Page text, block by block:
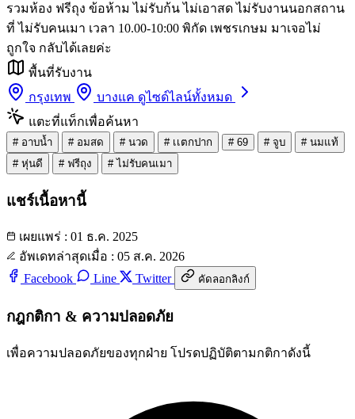
รวมห้อง ฟรีถุง ข้อห้าม ไม่รับก้น ไม่เอาสด ไม่รับงานนอกสถาน
ที่ ไม่รับคนเมา เวลา 10.00-10:00 พิกัด เพชรเกษม มาเจอไม่
ถูกใจ กลับได้เลยค่ะ
พื้นที่รับงาน
กรุงเทพ
บางแค ดูไซด์ไลน์ทั้งหมด
แตะที่แท็กเพื่อค้นหา
# อาบน้ำ # อมสด # นวด # เเตกปาก # 69 # จูบ # นมแท้
# หุ่นดี # ฟรีถุง # ไม่รับคนเมา
แชร์เนื้อหานี้
เผยแพร่ : 01 ธ.ค. 2025
อัพเดทล่าสุดเมื่อ : 05 ส.ค. 2026
Facebook
Line Twitter คัดลอกลิงก์
กฎกติกา & ความปลอดภัย
เพื่อความปลอดภัยของทุกฝ่าย โปรดปฏิบัติตามกติกาดังนี้